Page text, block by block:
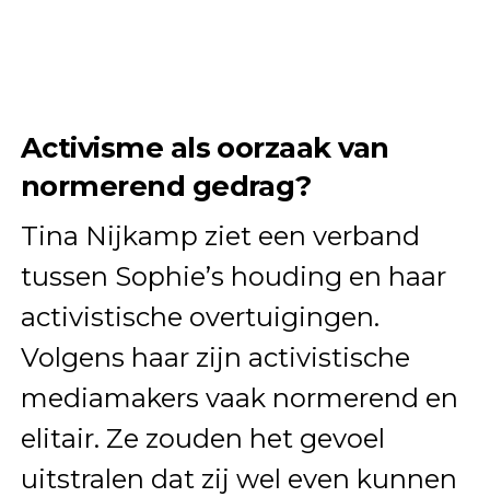
Activisme als oorzaak van
normerend gedrag?
Tina Nijkamp ziet een verband
tussen Sophie’s houding en haar
activistische overtuigingen.
Volgens haar zijn activistische
mediamakers vaak normerend en
elitair. Ze zouden het gevoel
uitstralen dat zij wel even kunnen